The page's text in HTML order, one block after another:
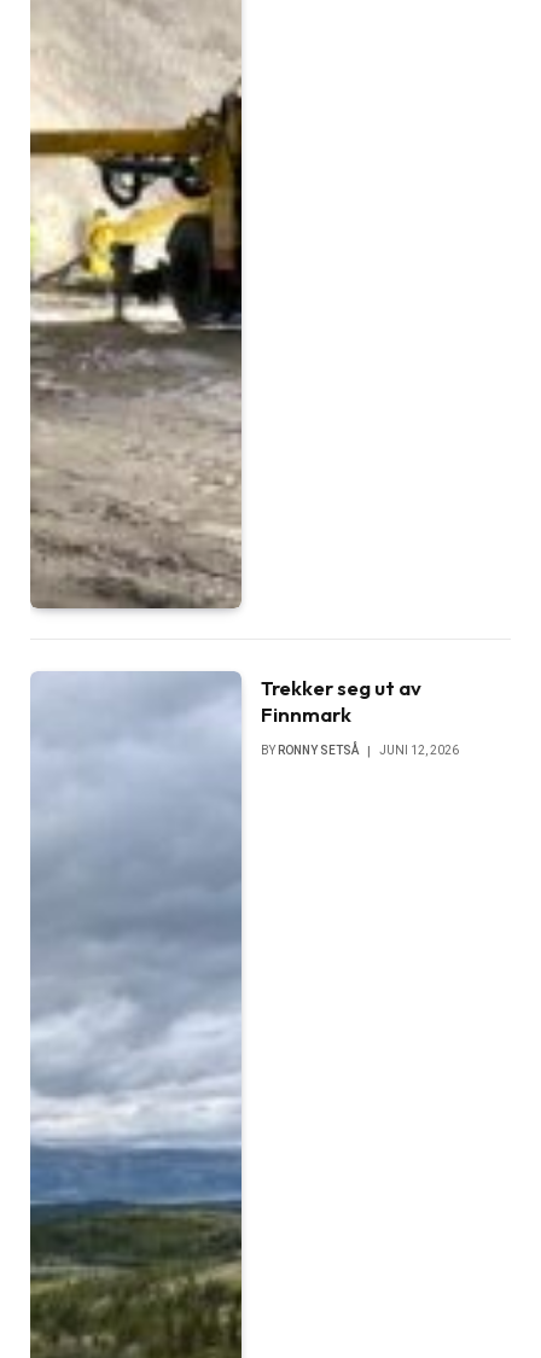
Trekker seg ut av
Finnmark
BY RONNY SETSÅ JUNI 12, 2026